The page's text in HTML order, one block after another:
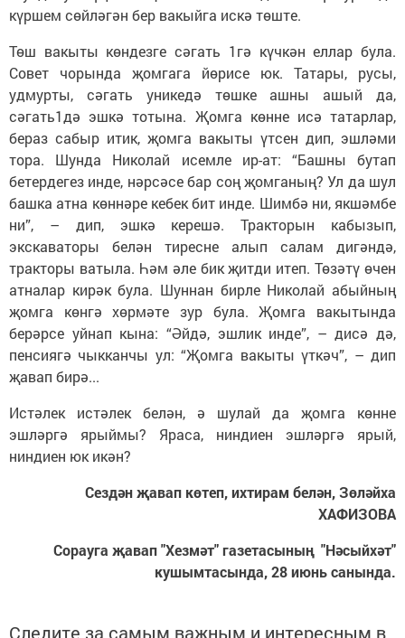
күршем сөйләгән бер вакыйга искә төште.
Төш вакыты көндезге сәгать 1гә күчкән еллар була.
Совет чорында җомгага йөрисе юк. Татары, русы,
удмурты, сәгать уникедә төшке ашны ашый да,
сәгать1дә эшкә тотына. Җомга көнне исә татарлар,
бераз сабыр итик, җомга вакыты үтсен дип, эшләми
тора. Шунда Николай исемле ир-ат: “Башны бутап
бетердегез инде, нәрсәсе бар соң җомганың? Ул да шул
башка атна көннәре кебек бит инде. Шимбә ни, якшәмбе
ни”, – дип, эшкә керешә. Тракторын кабызып,
экскаваторы белән тиресне алып салам дигәндә,
тракторы ватыла. Һәм әле бик җитди итеп. Төзәтү өчен
атналар кирәк була. Шуннан бирле Николай абыйның
җомга көнгә хөрмәте зур була. Җомга вакытында
берәрсе уйнап кына: “Әйдә, эшлик инде”, – дисә дә,
пенсиягә чыкканчы ул: “Җомга вакыты үткәч”, – дип
җавап бирә...
Истәлек истәлек белән, ә шулай да җомга көнне
эшләргә ярыймы? Яраса, ниндиен эшләргә ярый,
ниндиен юк икән?
Сездән җавап көтеп, ихтирам белән, Зөләйха
ХАФИЗОВА
Сорауга җавап "Хезмәт" газетасының "Нәсыйхәт"
кушымтасында, 28 июнь санында.
Следите за самым важным и интересным в